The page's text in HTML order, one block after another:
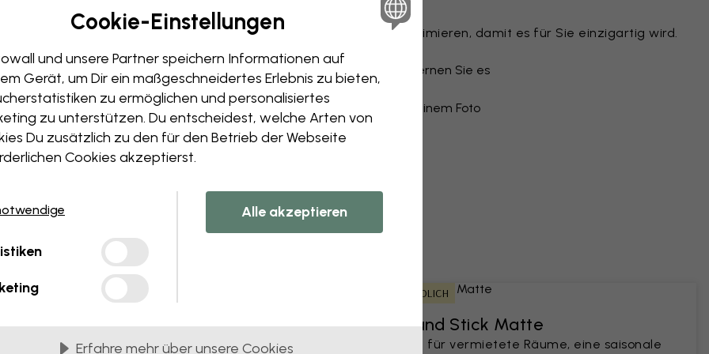
Bearbeiten Sie Ihre Tapete
Unser Designteam kann jedes Motiv optimieren, damit es für Sie einzigartig wird.
Größe oder Farben ändern
Fügen Sie ein Objekt hinzu oder entfernen Sie es
Personalisieren Sie ein Detail
Erstellen Sie Ihre eigene Tapete aus einem Foto
Fordern Sie Ihre Änderungen an
in 45 cm breiten Bahnen
BELIEBTESTE
Premium Matte
Diese langlebige, kratzfeste und leicht zu
MIETFREUNDLICH
Peel and Stick Matte
Perfekt für vermietete Räume, eine saisonale
Cookie-Einstellungen
und unsere Partner speichern Informationen auf
Gerät, um Dir ein maßgeschneidertes Erlebnis zu bieten,
zu ermöglichen und personalisiertes
zu unterstützen. Du entscheidest, welche Arten von
Du zusätzlich zu den für den Betrieb der Webseite
Cookies akzeptierst.
Alle akzeptieren
Erfahre mehr über unsere Cookies